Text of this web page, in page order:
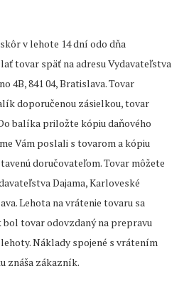
v lehote 14 dní odo dňa
tovar späť na adresu Vydavateľstva
4B, 841 04, Bratislava. Tovar
doporučenou zásielkou, tovar
balíka priložte kópiu daňového
Vám poslali s tovarom a kópiu
doručovateľom. Tovar môžete
Dajama, Karloveské
Lehota na vrátenie tovaru sa
bol tovar odovzdaný na prepravu
Náklady spojené s vrátením
znáša zákazník.